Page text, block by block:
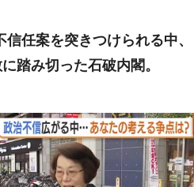
任案を突きつけられる中、
踏み切った石破内閣。